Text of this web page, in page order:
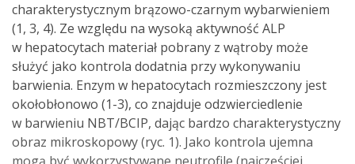
charakterystycznym brązowo-czarnym wybarwieniem
(1, 3, 4). Ze względu na wysoką aktywność ALP
w hepatocytach materiał pobrany z wątroby może
służyć jako kontrola dodatnia przy wykonywaniu
barwienia. Enzym w hepatocytach rozmieszczony jest
okołobłonowo (1-3), co znajduje odzwierciedlenie
w barwieniu NBT/BCIP, dając bardzo charakterystyczny
obraz mikroskopowy (ryc. 1). Jako kontrola ujemna